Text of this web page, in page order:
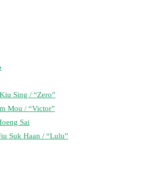
Sing / “Zero”
Mou / “Victor”
Sai
Suk Haan / “Lulu”